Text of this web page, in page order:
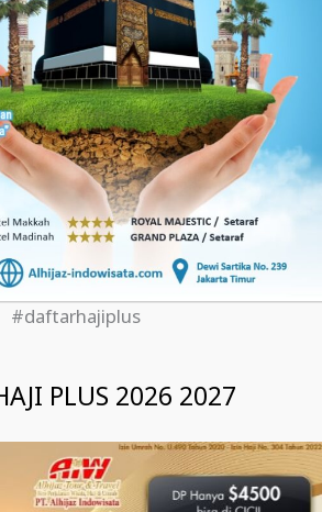
#daftarhajiplus
PLUS 2026 2027